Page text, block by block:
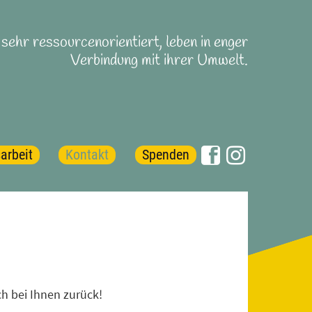
sehr ressourcenorientiert, leben in enger
Verbindung mit ihrer Umwelt.
Kontakt Spenden
bei Ihnen zurück!